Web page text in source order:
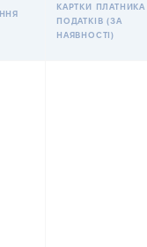
КАРТКИ ПЛАТНИКА
ПОДАТКІВ (ЗА
НАЯВНОСТІ)